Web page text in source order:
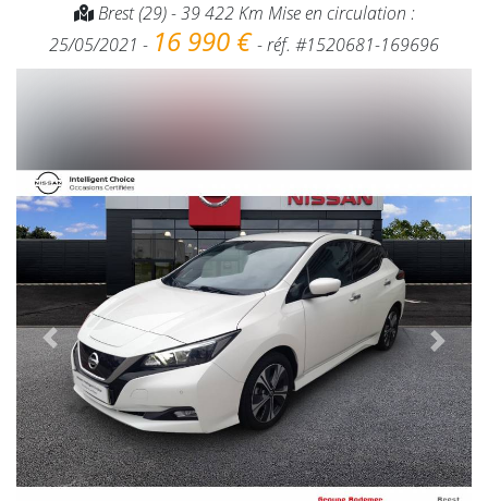
Brest (29) - 39 422 Km Mise en circulation :
25/05/2021 - 16 990 €- réf. #1520681-169696
Précèdent